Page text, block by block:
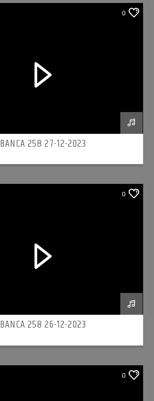
0
BANCA 258 27-12-2023
0
BANCA 258 26-12-2023
0